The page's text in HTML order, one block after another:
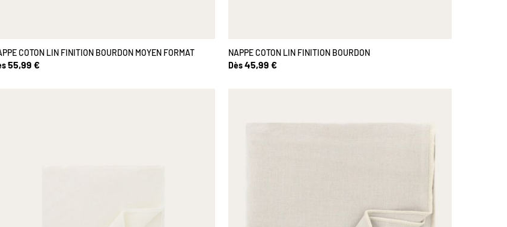
COTON LIN FINITION BOURDON MOYEN FORMAT
55,99 €
NAPPE COTON LIN FINITION BOURDON
Dès45,99 €